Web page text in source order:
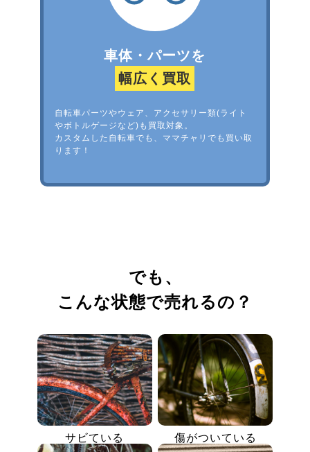
車体・パーツを
幅広く買取
自転車パーツやウェア、アクセサリー類(ライト
やボトルゲージなど)も買取対象。
カスタムした自転車でも、ママチャリでも買い取
ります！
でも、
こんな状態で売れるの？
サビている 傷がついている